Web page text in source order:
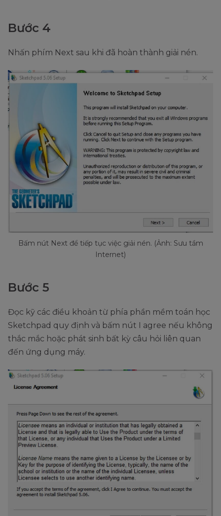
Bước 4
Nhấn phím Next sau khi đã hoàn thành giải nén.
Bấm nút Next để tiếp tục việc giải nén. (Ảnh: Sưu tầm
Internet)
Bước 5
Đọc kỹ các điều khoản từ phía phần mềm toán học
Sketchpad quy định và bấm nút I agree nếu không
thắc mắc hoặc phát sinh bất kỳ câu hỏi liên quan
đến ứng dụng máy.